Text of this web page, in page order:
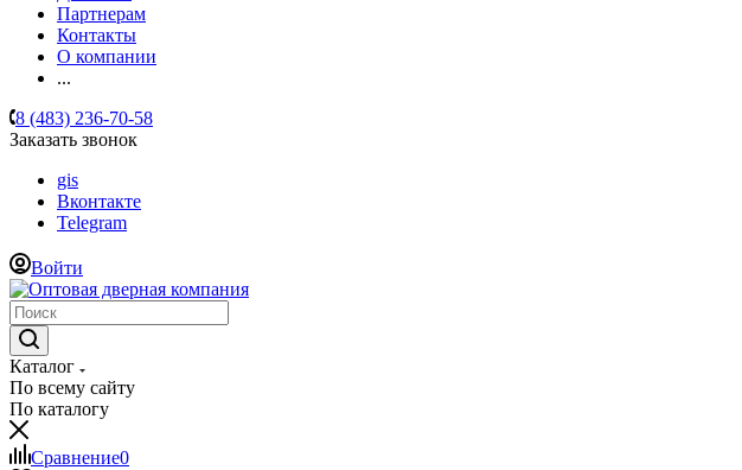
Партнерам
Контакты
О компании
...
8 (483) 236-70-58
Заказать звонок
gis
Вконтакте
Telegram
Войти
Каталог
По всему сайту
По каталогу
Сравнение0